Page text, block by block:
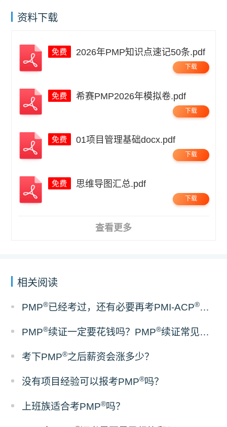
资料下载
2026年PMP知识点速记50条.pdf
下载
希赛PMP2026年模拟卷.pdf
下载
01项目管理基础docx.pdf
下载
思维导图汇总.pdf
下载
查看更多
相关阅读
PMP®已经考过，还有必要再考PMI-ACP®吗？
PMP®续证一定要花钱吗？PMP®续证常见误区梳理
考下PMP®之后薪资会涨多少？
没有项目经验可以报考PMP®吗？
上班族适合考PMP®吗？